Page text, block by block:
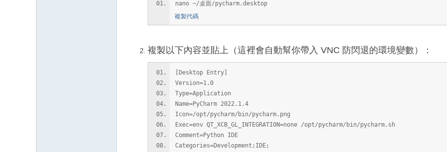
nano ~/桌面/pycharm.desktop
複製代碼
複製以下內容並貼上（這裡會自動幫你帶入 VNC 防閃退的環境變數）：
[Desktop Entry]
Version=1.0
Type=Application
Name=PyCharm 2022.1.4
Icon=/opt/pycharm/bin/pycharm.png
Exec=env QT_XCB_GL_INTEGRATION=none /opt/pycharm/bin/pycharm.sh
Comment=Python IDE
Categories=Development;IDE;